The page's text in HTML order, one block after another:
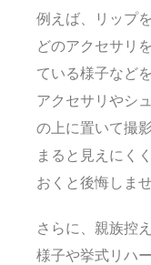
例えば、リップ
どのアクセサリ
ている様子など
アクセサリやシ
の上に置いて撮
まると見えにく
おくと後悔しませ
さらに、親族控
様子や挙式リハ